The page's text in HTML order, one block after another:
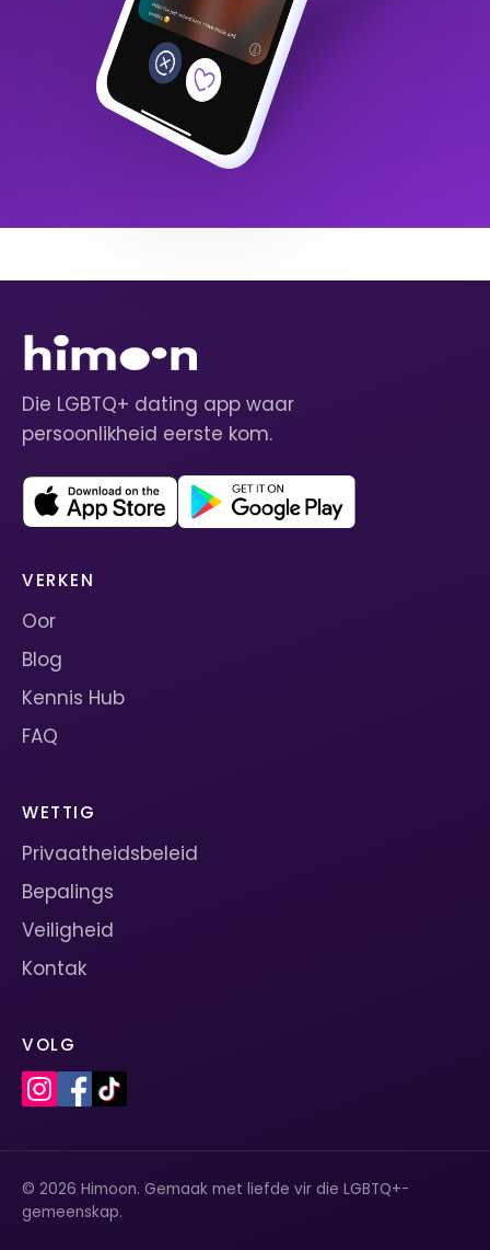
Die LGBTQ+ dating app waar
persoonlikheid eerste kom.
VERKEN
Oor
Blog
Kennis Hub
FAQ
WETTIG
Privaatheidsbeleid
Bepalings
Veiligheid
Kontak
VOLG
© 2026 Himoon. Gemaak met liefde vir die LGBTQ+-
gemeenskap.